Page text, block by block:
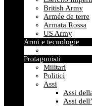
British Army
Armée de terre
Armata Rossa
US Army
Armi e tecnologie
Protagonisti
Militari
Politici
Assi
Assi
Assi